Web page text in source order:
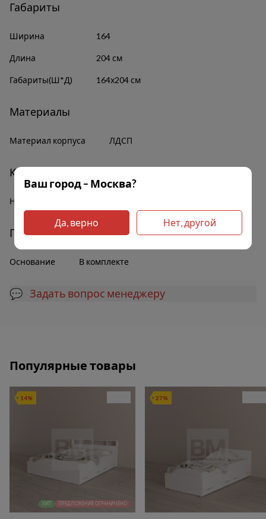
Габариты
Ширина 164
Длина 204 см
Габариты(Ш*Д) 164х204 см
Материалы
Материал корпуса ЛДСП
Комплектация
Наличие полок
Прочее
Основание В комплекте
💬 Задать вопрос менеджеру
Популярные товары
14%
ХИТ ПРЕДЛОЖЕНИЕ ОГРАНИЧЕНО
27%
Ваш город – Москва?
Да, верно Нет, другой